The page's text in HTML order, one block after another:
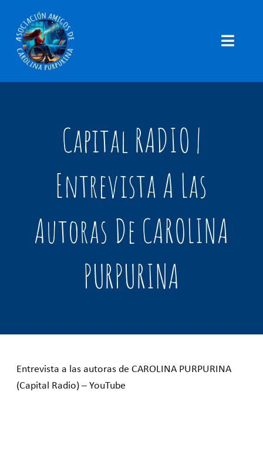
contenido
Toggle
ILUSTRACIONES
NOTICIAS
RINCÓN INFANTIL
LEUCODISTROFIA
CONTACTO
GIRA
Capital RADIO |
Entrevista A Las
Autoras De CAROLINA
PURPURINA
Entrevista a las autoras de CAROLINA PURPURINA
(Capital Radio) – YouTube